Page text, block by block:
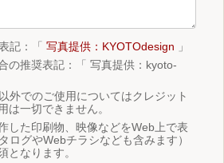
記：「 写真提供：KYOTOdesign 」
の推奨表記：「 写真提供：kyoto-
外でのご使用についてはクレジット
は一切できません。
した印刷物、映像などをWeb上で表
ログやWebチラシなども含みます）
となります。